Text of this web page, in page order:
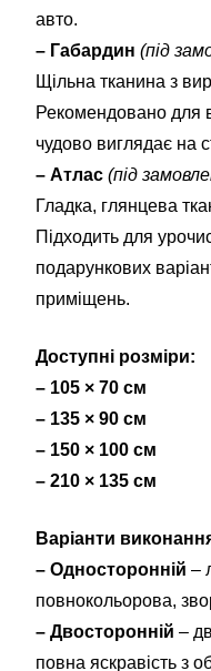
авто.
– Габардин (під
Щільна тканина з
Рекомендовано для
чудово виглядає на
– Атлас (під
Гладка, глянцева
Підходить для
подарункових
приміщень.
Доступні розміри:
– 105 × 70 см
– 135 × 90 см
– 150 × 100 см
– 210 × 135 см
Варіанти
– Односторонній –
повнокольорова,
– Двосторонній –
повна яскравість з